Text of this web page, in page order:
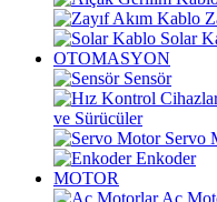
Solar
OTOMASYON
Sensör
ve Sürücüler
Servo
Enkoder
MOTOR
Ac